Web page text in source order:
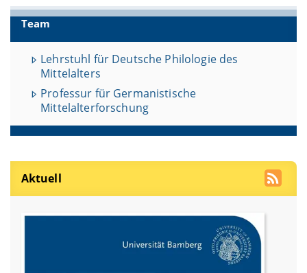
Team
Lehrstuhl für Deutsche Philologie des
Mittelalters
Professur für Germanistische
Mittelalterforschung
Aktuell